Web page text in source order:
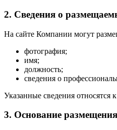
2. Сведения о
На сайте Компании могут
фотография;
имя;
должность;
сведения о
Указанные сведения
3. Основание размещения